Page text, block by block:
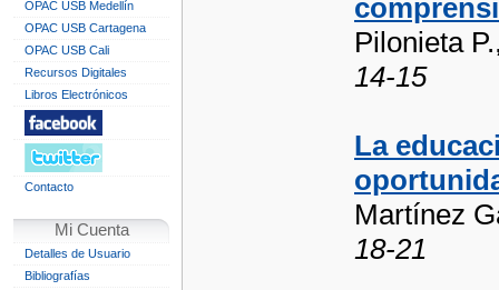
OPAC USB Medellín
OPAC USB Cartagena
OPAC USB Cali
Recursos Digitales
Libros Electrónicos
Contacto
Mi Cuenta
Detalles de Usuario
Bibliografías
Pilonieta
14-15
La
Martínez
18-21